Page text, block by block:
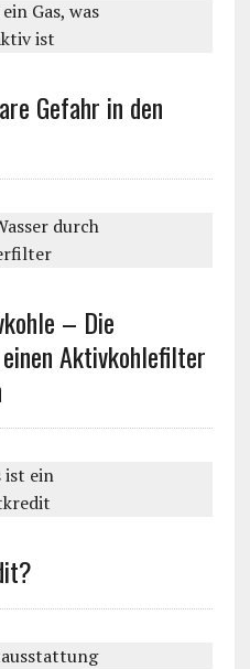
Gefahr in den
– Die
Aktivkohlefilter